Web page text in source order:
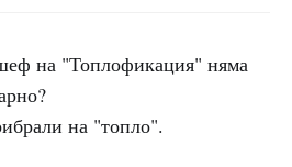
на "Топлофикация" няма
на "топло".